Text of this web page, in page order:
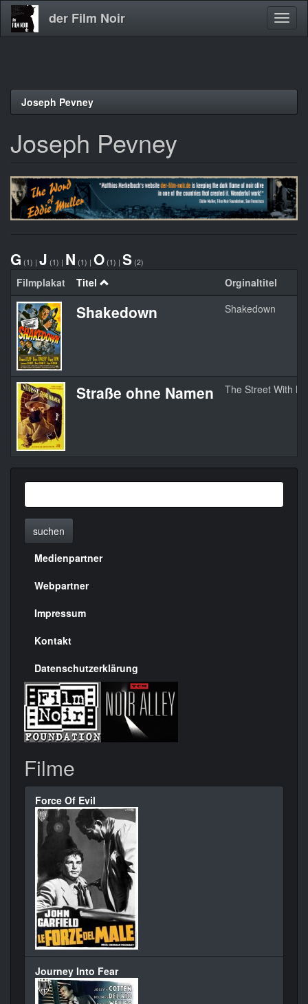
Direkt
der Film Noir
Joseph Pevney
Joseph Pevney
G (1) | J (1) | N (1) | O (1) | S (2)
Filmplakat Titel Orginaltitel
Shakedown Shakedown
Straße ohne Namen The Street With
suchen
Menülinks
rechte
Seite
Medienpartner
Webpartner
Impressum
Kontakt
Datenschutzerklärung
Filme
Force Of Evil
Journey Into Fear